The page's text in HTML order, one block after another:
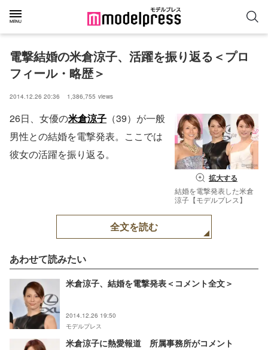
電撃結婚の米倉涼子、活躍を振り返る＜プロ
フィール・略歴＞
2014.12.26 20:36 1,386,755 views
拡大する
結婚を電撃発表した米倉
涼子【モデルプレス】
26日、女優の米倉涼子 （39）が一般
男性との結婚を電撃発表。ここでは
彼女の活躍を振り返る。
全文を読む
あわせて読みたい
米倉涼子、結婚を電撃発表＜コメント全文＞
2014.12.26 19:50
モデルプレス
米倉涼子に熱愛報道 所属事務所がコメント